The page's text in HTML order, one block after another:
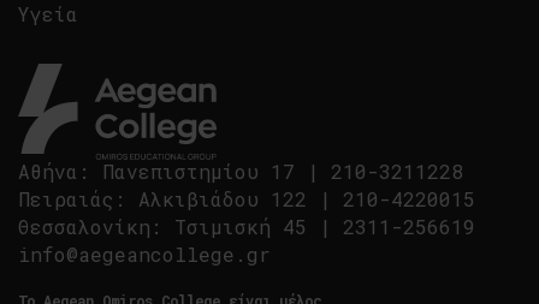
Αθήνα : Πανεπιστημίου 17 | 210-3211228
Πειραιάς : Αλκιβιάδου 122 | 210-4220015
Θεσσαλονίκη : Τσιμισκή 45 | 2311-256619
info@aegeancollege.gr
Υγεία